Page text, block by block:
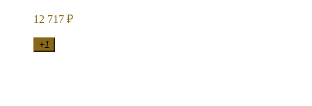
12 717 ₽
+1